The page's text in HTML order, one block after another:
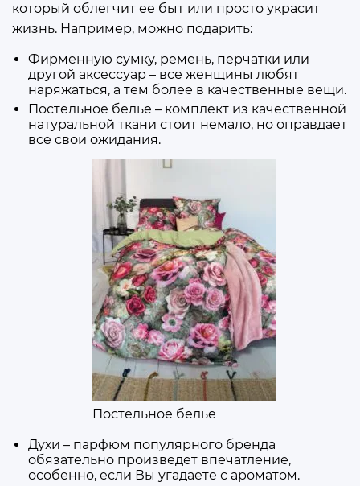
который облегчит ее быт или просто украсит
жизнь. Например, можно подарить:
Фирменную сумку, ремень, перчатки или
другой аксессуар – все женщины любят
наряжаться, а тем более в качественные вещи.
Постельное белье – комплект из качественной
натуральной ткани стоит немало, но оправдает
все свои ожидания.
Постельное белье
Духи – парфюм популярного бренда
обязательно произведет впечатление,
особенно, если Вы угадаете с ароматом.